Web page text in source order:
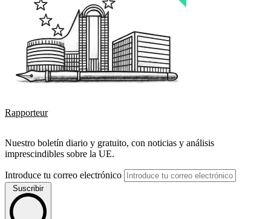
Rapporteur
Nuestro boletín diario y gratuito, con noticias y análisis
imprescindibles sobre la UE.
Introduce tu correo electrónico
Suscribir